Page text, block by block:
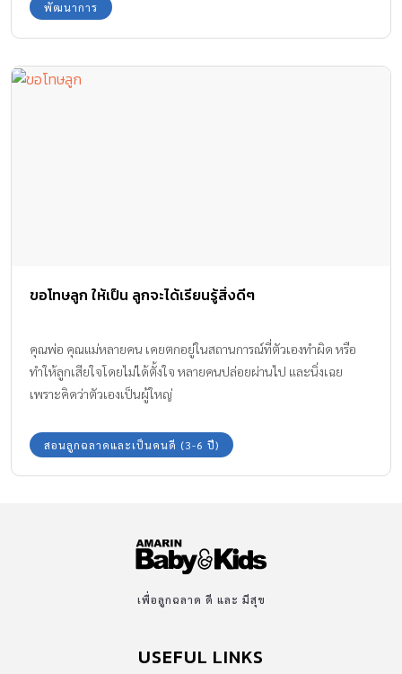
พัฒนาการ
ขอโทษลูก ให้เป็น ลูกจะได้เรียนรู้สิ่งดีๆ
คุณพ่อ คุณแม่หลายคน เคยตกอยู่ในสถานการณ์ที่ตัวเองทำผิด หรือ
ทำให้ลูกเสียใจโดยไม่ได้ตั้งใจ หลายคนปล่อยผ่านไป และนิ่งเฉย
เพราะคิดว่าตัวเองเป็นผู้ใหญ่
สอนลูกฉลาดและเป็นคนดี (3-6 ปี)
เพื่อลูกฉลาด ดี และ มีสุข
USEFUL LINKS